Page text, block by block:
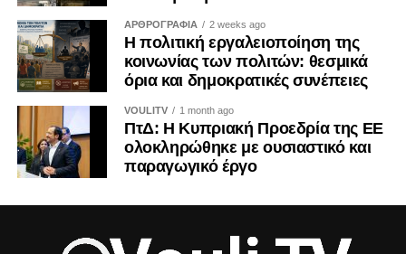
ΑΡΘΡΟΓΡΑΦΙΑ 2 weeks ago
Η πολιτική εργαλειοποίηση της
κοινωνίας των πολιτών: θεσμικά
όρια και δημοκρατικές συνέπειες
VOULITV 1 month ago
ΠτΔ: Η Κυπριακή Προεδρία της ΕΕ
ολοκληρώθηκε με ουσιαστικό και
παραγωγικό έργο